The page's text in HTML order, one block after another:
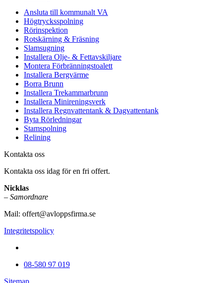
Ansluta till kommunalt VA
Högtrycksspolning
Rörinspektion
Rotskärning & Fräsning
Slamsugning
Installera Olje- & Fettavskiljare
Montera Förbränningstoalett
Installera Bergvärme
Borra Brunn
Installera Trekammarbrunn
Installera Minireningsverk
Installera Regnvattentank & Dagvattentank
Byta Rörledningar
Stamspolning
Relining
Kontakta oss
Kontakta oss idag för en fri offert.
Nicklas
– Samordnare
Mail: offert@avloppsfirma.se
Integritetspolicy
08-580 97 019
Sitemap